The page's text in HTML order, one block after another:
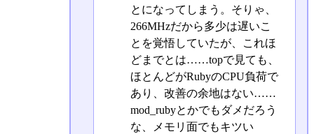
とになってしまう。そりゃ、
266MHzだから多少は遅いこ
とを覚悟していたが、これほ
どまでとは……topで見ても、
ほとんどがRubyのCPU負荷で
あり、改善の余地はない……
mod_rubyとかでもダメだろう
な、メモリ面でもキツい